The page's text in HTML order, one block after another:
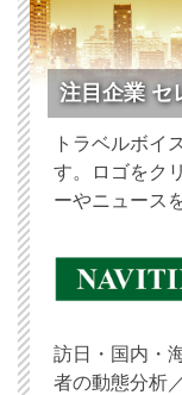
注目企業 セ
トラベルボイ
す。ロゴをク
ーやニュース
訪日・国内・
者の動態分析